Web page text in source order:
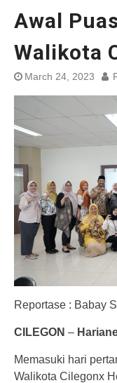
Awal
Walikota
March 24, 2023
Reportase : Babay
CILEGON –
Memasuki hari
Walikota Cilegonx